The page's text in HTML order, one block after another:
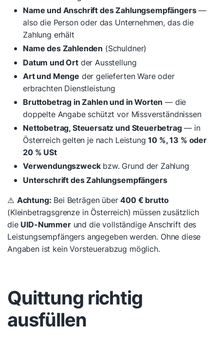
Name und Anschrift des Zahlungsempfängers—
also die Person oder das Unternehmen, das die
Zahlung erhält
Name des Zahlenden (Schuldner)
Datum und Ortder Ausstellung
Art und Menge der gelieferten Ware oder
erbrachten Dienstleistung
Bruttobetrag in Zahlen und in Worten — die
doppelte Angabe schützt vor Missverständnissen
Nettobetrag, Steuersatz und Steuerbetrag— in
Österreich gelten je nach Leistung10 %, 13 % oder
20 % USt
Verwendungszweckbzw. Grund der Zahlung
Unterschrift des Zahlungsempfängers
⚠️ Achtung: Bei Beträgen über400 € brutto
(Kleinbetragsgrenze in Österreich) müssen zusätzlich
die UID-Nummerund die vollständige Anschrift des
Leistungsempfängers angegeben werden. Ohne diese
Angaben ist kein Vorsteuerabzug möglich.
Quittung richtig
ausfüllen